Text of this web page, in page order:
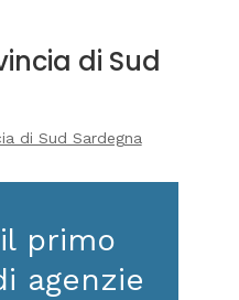
di Sud
di Sud Sardegna
primo
agenzie